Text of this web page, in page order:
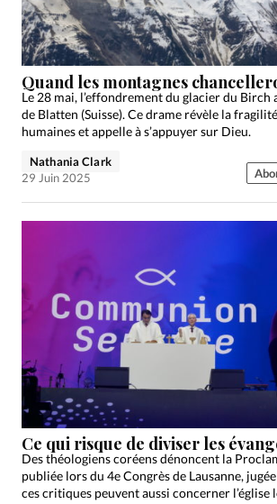
Quand les montagnes
Le 28 mai, l’effondrement du glacier du Birch
de Blatten (Suisse). Ce drame révèle la
humaines et appelle à s’appuyer sur Dieu.
Nathania Clark
29 Juin 2025
Ce qui risque de diviser les
Des théologiens coréens dénoncent la
publiée lors du 4e Congrès de Lausanne,
ces critiques peuvent aussi concerner l’église